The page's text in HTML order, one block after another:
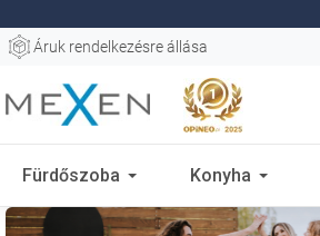
Áruk rendelkezésre állása
Fürdőszoba Konyha